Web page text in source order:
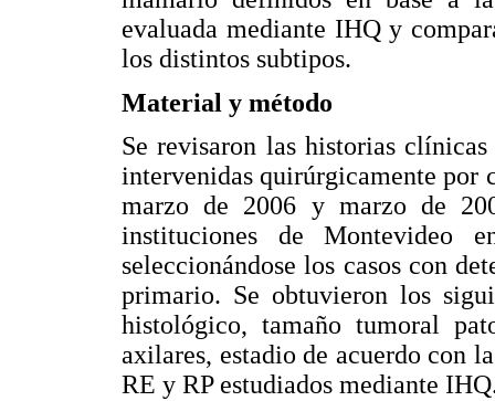
evaluada mediante IHQ y
los distintos subtipos.
Material y método
Se revisaron las historias
intervenidas quirúrgicamente por
marzo de 2006 y marzo de
instituciones de Montevideo
seleccionándose los casos con
primario. Se obtuvieron los
histológico, tamaño tumoral
axilares, estadio de acuerdo con
RE y RP estudiados mediante